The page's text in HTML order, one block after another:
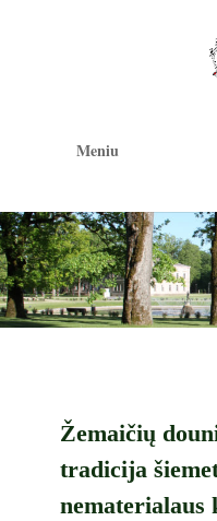
Meniu
Žemaičių
tradicija
nematerialaus